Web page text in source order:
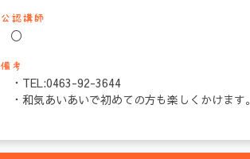
公認講師
〇
備考
・TEL:0463-92-3644
・和気あいあいで初めての方も楽しくかけます。